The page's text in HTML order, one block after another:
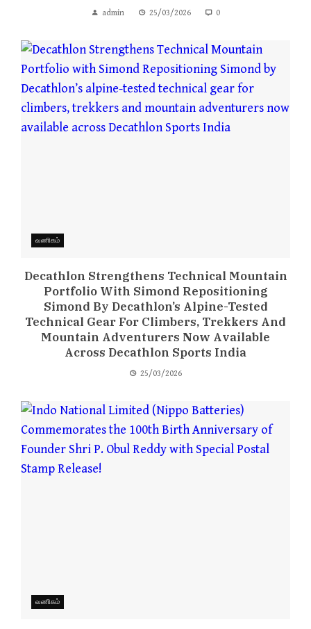
admin 25/03/2026 0
வணிகம்
Decathlon Strengthens Technical Mountain
Portfolio With Simond Repositioning
Simond By Decathlon’s Alpine-Tested
Technical Gear For Climbers, Trekkers And
Mountain Adventurers Now Available
Across Decathlon Sports India
25/03/2026
வணிகம்